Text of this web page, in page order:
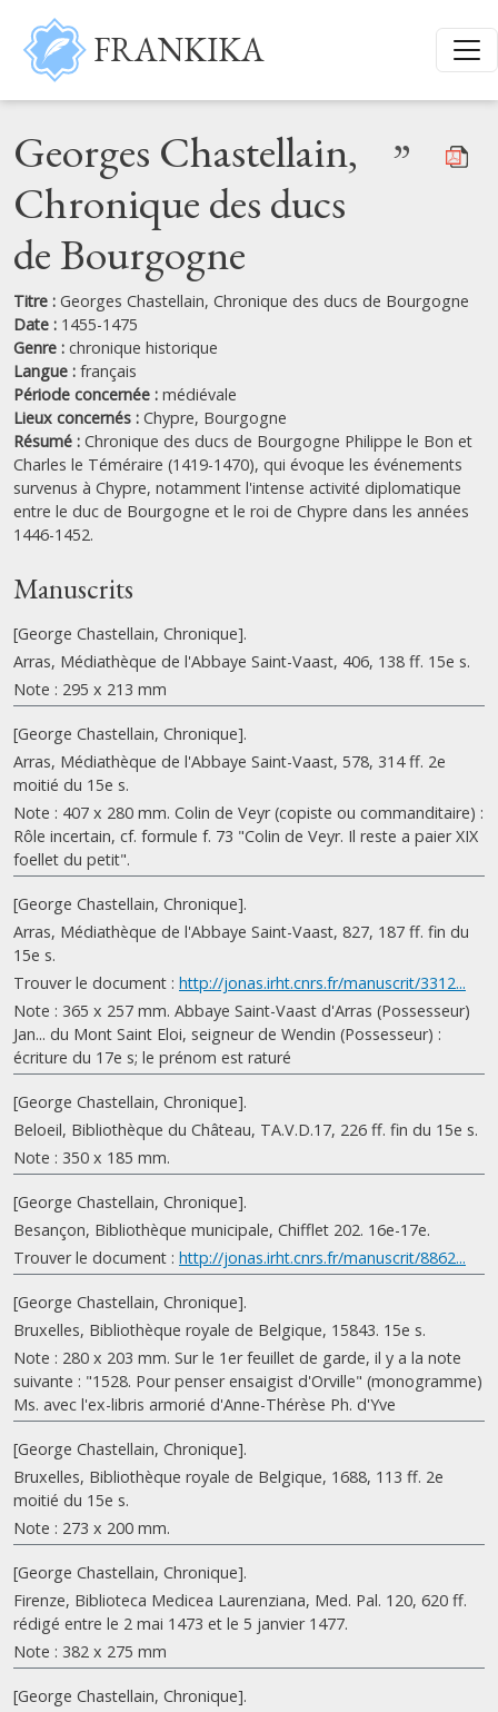
Aller au contenu principal
FRANKIKA
Georges Chastellain,
Chronique des ducs
de Bourgogne
”
Titre : Georges Chastellain, Chronique des ducs de Bourgogne
Date : 1455-1475
Genre : chronique historique
Langue : français
Période concernée : médiévale
Lieux concernés : Chypre, Bourgogne
Résumé : Chronique des ducs de Bourgogne Philippe le Bon et
Charles le Téméraire (1419-1470), qui évoque les événements
survenus à Chypre, notamment l'intense activité diplomatique
entre le duc de Bourgogne et le roi de Chypre dans les années
1446-1452.
Manuscrits
[George Chastellain, Chronique].
Arras, Médiathèque de l'Abbaye Saint-Vaast, 406, 138 ff. 15e s.
Note : 295 x 213 mm
[George Chastellain, Chronique].
Arras, Médiathèque de l'Abbaye Saint-Vaast, 578, 314 ff. 2e
moitié du 15e s.
Note : 407 x 280 mm. Colin de Veyr (copiste ou commanditaire) :
Rôle incertain, cf. formule f. 73 "Colin de Veyr. Il reste a paier XIX
foellet du petit".
[George Chastellain, Chronique].
Arras, Médiathèque de l'Abbaye Saint-Vaast, 827, 187 ff. fin du
15e s.
Trouver le document : http://jonas.irht.cnrs.fr/manuscrit/3312...
Note : 365 x 257 mm. Abbaye Saint-Vaast d'Arras (Possesseur)
Jan... du Mont Saint Eloi, seigneur de Wendin (Possesseur) :
écriture du 17e s; le prénom est raturé
[George Chastellain, Chronique].
Beloeil, Bibliothèque du Château, TA.V.D.17, 226 ff. fin du 15e s.
Note : 350 x 185 mm.
[George Chastellain, Chronique].
Besançon, Bibliothèque municipale, Chifflet 202. 16e-17e.
Trouver le document : http://jonas.irht.cnrs.fr/manuscrit/8862...
[George Chastellain, Chronique].
Bruxelles, Bibliothèque royale de Belgique, 15843. 15e s.
Note : 280 x 203 mm. Sur le 1er feuillet de garde, il y a la note
suivante : "1528. Pour penser ensaigist d'Orville" (monogramme)
Ms. avec l'ex-libris armorié d'Anne-Thérèse Ph. d'Yve
[George Chastellain, Chronique].
Bruxelles, Bibliothèque royale de Belgique, 1688, 113 ff. 2e
moitié du 15e s.
Note : 273 x 200 mm.
[George Chastellain, Chronique].
Firenze, Biblioteca Medicea Laurenziana, Med. Pal. 120, 620 ff.
rédigé entre le 2 mai 1473 et le 5 janvier 1477.
Note : 382 x 275 mm
[George Chastellain, Chronique].